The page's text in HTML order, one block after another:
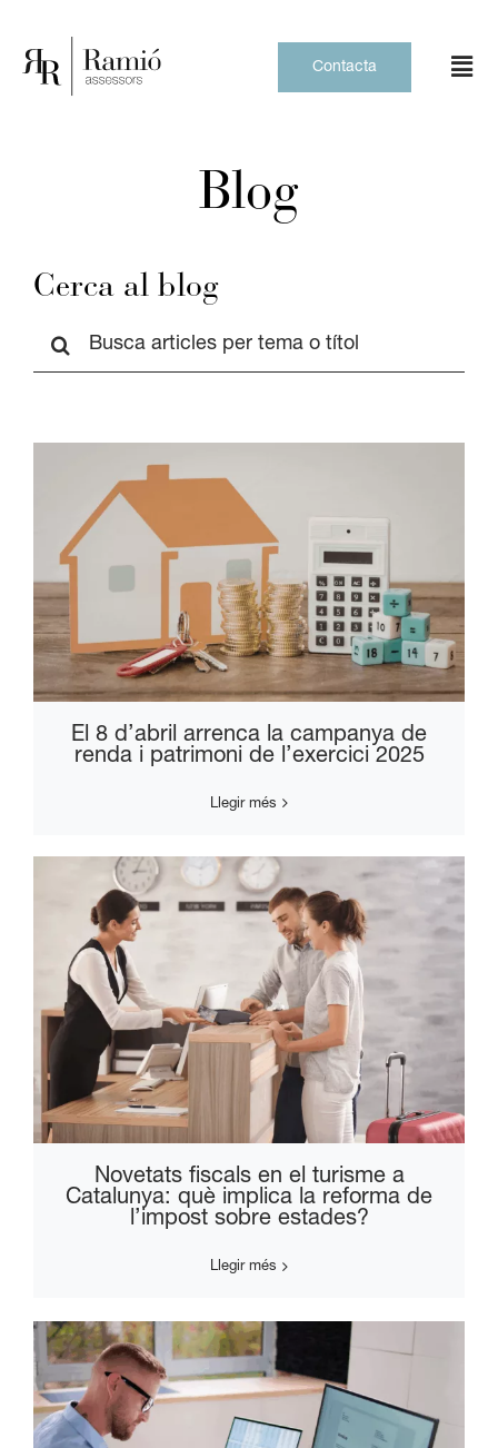
content
Contacta
Blog
Cerca al blog
El 8 d’abril arrenca la campanya de
renda i patrimoni de l’exercici 2025
Llegir més
Novetats fiscals en el turisme a
Catalunya: què implica la reforma de
l’impost sobre estades?
Llegir més